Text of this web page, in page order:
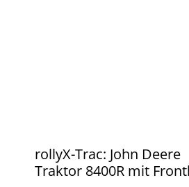
rollyX-Trac: John Deere
Traktor 8400R mit